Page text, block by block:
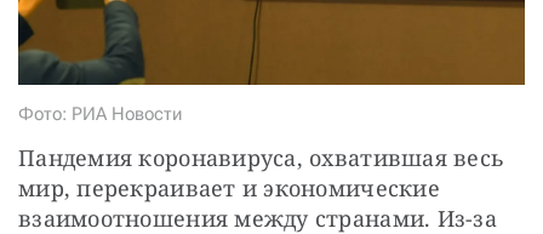
Фото: РИА Новости
Пандемия коронавируса, охватившая весь
мир, перекраивает и экономические
взаимоотношения между странами. Из-за